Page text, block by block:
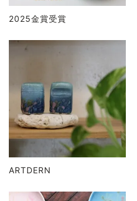
2025金賞受賞
ARTDERN